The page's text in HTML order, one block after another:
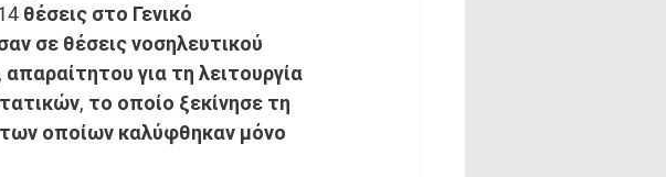
θέσεις στο Γενικό
σε θέσεις νοσηλευτικού
για τη λειτουργία
το οποίο ξεκίνησε τη
των οποίων καλύφθηκαν μόνο